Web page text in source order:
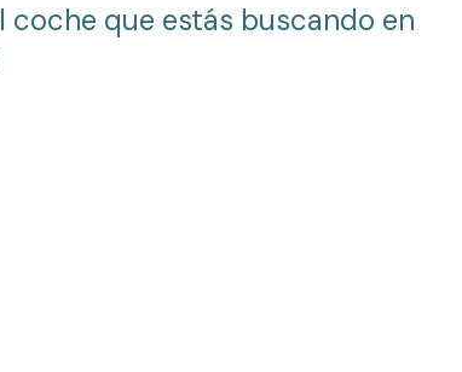
coche que estás buscando en